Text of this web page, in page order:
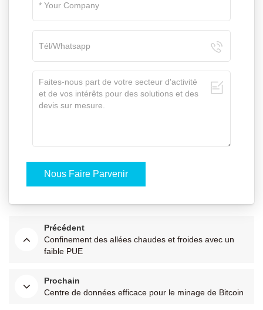
Précédent
Confinement des allées chaudes et froides avec un
faible PUE
Prochain
Centre de données efficace pour le minage de Bitcoin